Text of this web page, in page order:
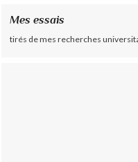
Mes essais
tirés de mes recherches